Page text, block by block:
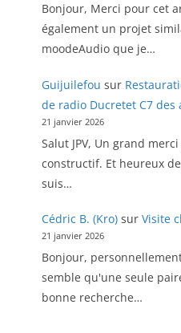
Bonjour, Merci pour cet
également un projet
moodeAudio que je…
Guijuilefou sur
de radio Ducretet C7 des
21 janvier 2026
Salut JPV, Un grand
constructif. Et heureux
suis…
Cédric B. (Kro)sur Visite
21 janvier 2026
Bonjour,
semble qu'une seule
bonne recherche…